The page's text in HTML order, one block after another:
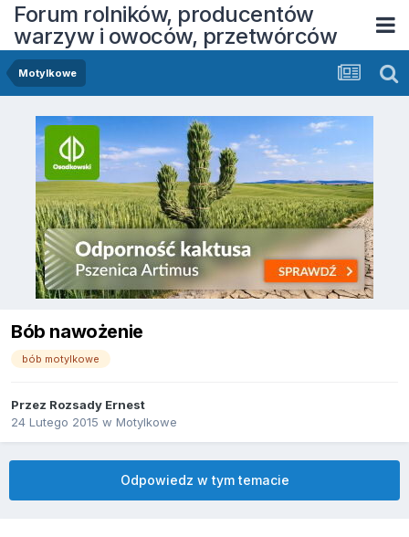
Forum rolników, producentów
warzyw i owoców, przetwórców
Motylkowe
Bób nawożenie
bób motylkowe
Przez Rozsady Ernest
24 Lutego 2015 w Motylkowe
Odpowiedz w tym temacie